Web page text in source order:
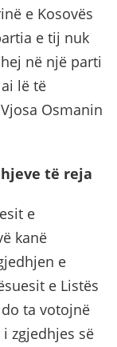
e Kosovës
e tij nuk
në një parti
lë të
Osmanin
të reja
e
kanë
e
e Listës
ta votojnë
zgjedhjes së